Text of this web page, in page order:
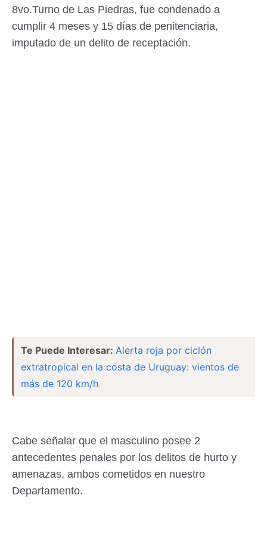
8vo.Turno de Las Piedras, fue condenado a
cumplir 4 meses y 15 días de penitenciaria,
imputado de un delito de receptación.
Te Puede Interesar: Alerta roja por ciclón
extratropical en la costa de Uruguay: vientos de
más de 120 km/h
Cabe señalar que el masculino posee 2
antecedentes penales por los delitos de hurto y
amenazas, ambos cometidos en nuestro
Departamento.